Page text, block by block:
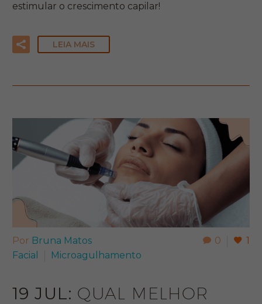
estimular o crescimento capilar!
LEIA MAIS
0 1
Por Bruna Matos
Facial
Microagulhamento
19 JUL: QUAL MELHOR